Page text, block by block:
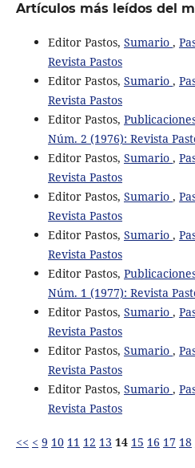
Artículos más leídos del
Editor Pastos, Sumario ,
Revista Pastos
Editor Pastos, Sumario ,
Revista Pastos
Editor Pastos,
Núm. 2 (1976): Revista
Editor Pastos, Sumario ,
Revista Pastos
Editor Pastos, Sumario ,
Revista Pastos
Editor Pastos, Sumario ,
Revista Pastos
Editor Pastos,
Núm. 1 (1977): Revista
Editor Pastos, Sumario ,
Revista Pastos
Editor Pastos, Sumario ,
Revista Pastos
Editor Pastos, Sumario ,
Revista Pastos
<< < 9 10 11 12 13 14 15 16 17 18